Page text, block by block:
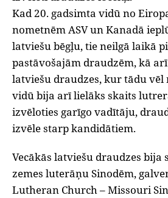
Kad 20. gadsimta vidū no
nometnēm ASV un Kanadā
latviešu bēgļu, tie neilgā laikā
pastāvošajām draudzēm, kā
latviešu draudzes, kur tādu vēl
vidū bija arī lielāks skaits
izvēloties garīgo vadītāju,
izvēle starp kandidātiem.
Vecākās latviešu draudzes bija
zemes luterāņu Sinodēm,
Lutheran Church – Missouri